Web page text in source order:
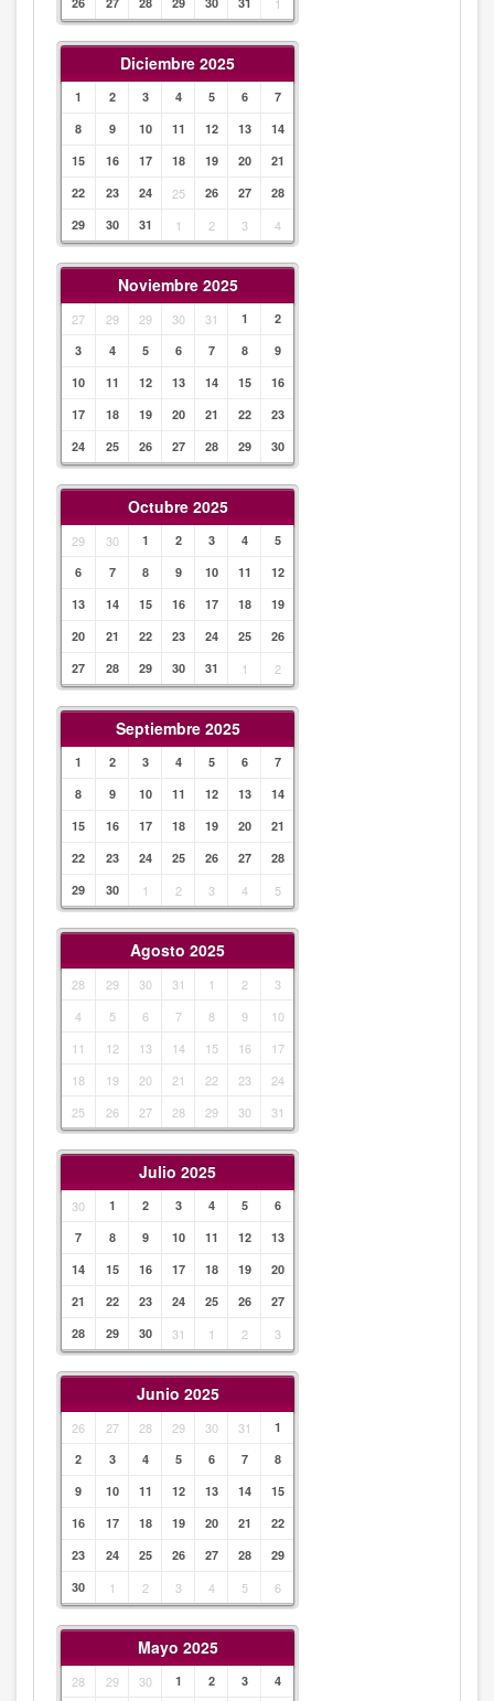
1
Diciembre 2025
1 2 3 4 5 6
7
8
9 10 11 12 13
14
15
16 17 18 19 20
21
22
23 24 25 26 27
28
29
30 31 1 2 3 4
Noviembre 2025
27 29 29 30 31 1
2
3
4 5 6 7 8
9
10
11 12 13 14 15
16
17
18 19 20 21 22
23
24
25 26 27 28 29 30
Octubre 2025
29 30 1 2 3 4
5
6
7 8 9 10 11
12
13
14 15 16 17 18
19
20
21 22 23 24 25
26
27
28 29 30 31 1 2
Septiembre 2025
1 2 3 4 5 6
7
8
9 10 11 12 13
14
15
16 17 18 19 20
21
22
23 24 25 26 27
28
29
30 1 2 3 4 5
Agosto 2025
28 29 30 31 1 2
3
4
5 6 7 8 9
10
11
12 13 14 15 16
17
18
19 20 21 22 23
24
25
26 27 28 29 30 31
Julio 2025
30 1 2 3 4 5
6
7
8 9 10 11 12
13
14
15 16 17 18 19
20
21
22 23 24 25 26
27
28
29 30 31 1 2 3
Junio 2025
26 27 28 29 30 31
1
2
3 4 5 6 7
8
9
10 11 12 13 14
15
16
17 18 19 20 21
22
23
24 25 26 27 28
29
30
1 2 3 4 5 6
Mayo 2025
28 29 30 1 2 3 4